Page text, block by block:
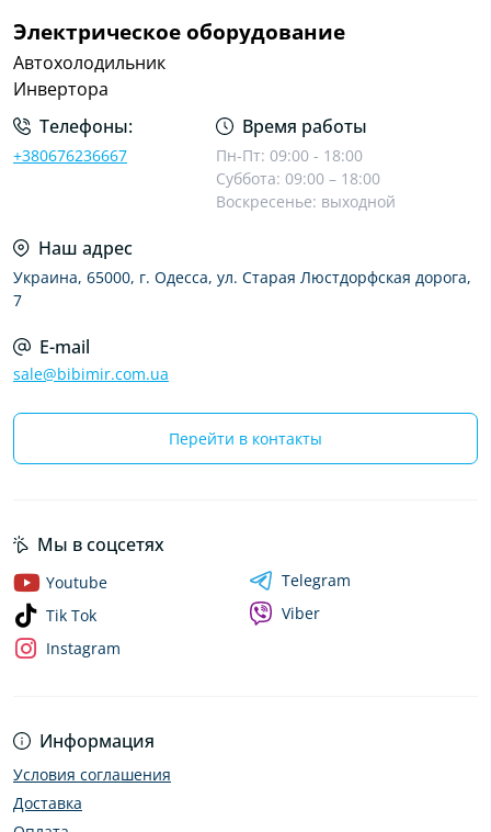
Электрическое оборудование
Автохолодильник
Инвертора
Телефоны:
+380676236667
Время работы
Пн-Пт: 09:00 - 18:00
Суббота: 09:00 – 18:00
Воскресенье: выходной
Наш адрес
Украина, 65000, г. Одесса, ул. Старая Люстдорфская дорога,
7
E-mail
sale@bibimir.com.ua
Перейти в контакты
Информация
Условия соглашения
Доставка
Мы в соцсетях
Youtube
Tik Tok
Instagram
Telegram
Viber